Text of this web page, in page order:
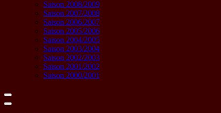
Saison 2008/2009
Saison 2007/2008
Saison 2006/2007
Saison 2005/2006
Saison 2004/2005
Saison 2003/2004
Saison 2002/2003
Saison 2001/2002
Saison 2000/2001